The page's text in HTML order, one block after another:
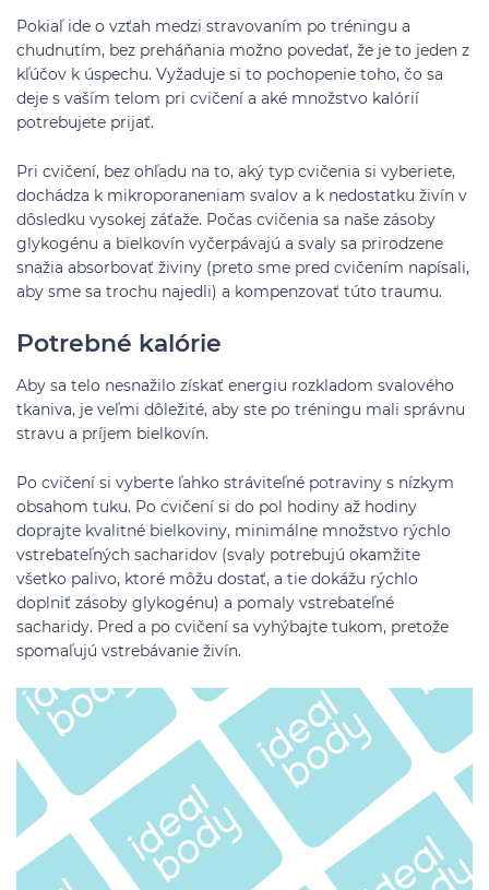
Pokiaľ ide o vzťah medzi stravovaním po tréningu a
chudnutím, bez preháňania možno povedať, že je to jeden z
kľúčov k úspechu. Vyžaduje si to pochopenie toho, čo sa
deje s vaším telom pri cvičení a aké množstvo kalórií
potrebujete prijať.
Pri cvičení, bez ohľadu na to, aký typ cvičenia si vyberiete,
dochádza k mikroporaneniam svalov a k nedostatku živín v
dôsledku vysokej záťaže. Počas cvičenia sa naše zásoby
glykogénu a bielkovín vyčerpávajú a svaly sa prirodzene
snažia absorbovať živiny (preto sme pred cvičením napísali,
aby sme sa trochu najedli) a kompenzovať túto traumu.
Potrebné kalórie
Aby sa telo nesnažilo získať energiu rozkladom svalového
tkaniva, je veľmi dôležité, aby ste po tréningu mali správnu
stravu a príjem bielkovín.
Po cvičení si vyberte ľahko stráviteľné potraviny s nízkym
obsahom tuku. Po cvičení si do pol hodiny až hodiny
doprajte kvalitné bielkoviny, minimálne množstvo rýchlo
vstrebateľných sacharidov (svaly potrebujú okamžite
všetko palivo, ktoré môžu dostať, a tie dokážu rýchlo
doplniť zásoby glykogénu) a pomaly vstrebateľné
sacharidy. Pred a po cvičení sa vyhýbajte tukom, pretože
spomaľujú vstrebávanie živín.